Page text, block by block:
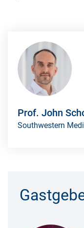
Prof. John
Southwestern